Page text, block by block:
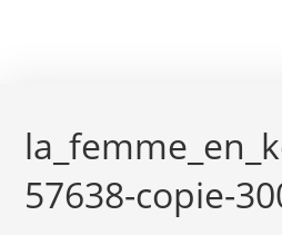
57638-copie-